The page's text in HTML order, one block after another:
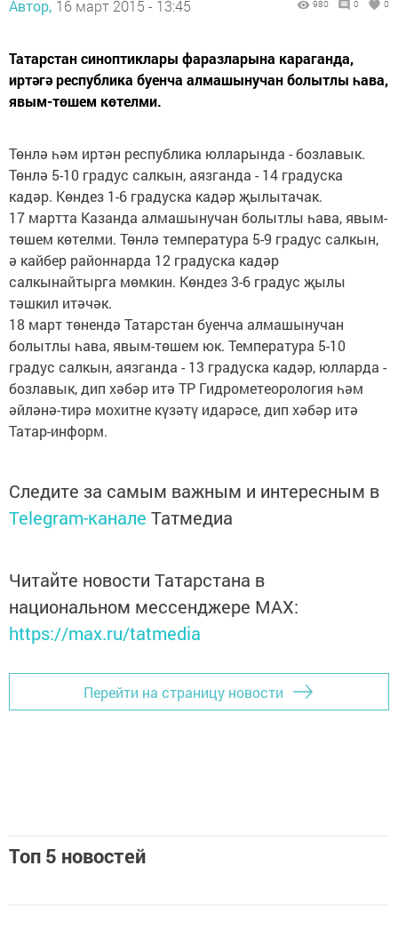
Автор, 16 март 2015 - 13:45 980 0 0
Татарстан синоптиклары фаразларына караганда,
иртәгә республика буенча алмашынучан болытлы һава,
явым-төшем көтелми.
Төнлә һәм иртән республика юлларында - бозлавык.
Төнлә 5-10 градус салкын, аязганда - 14 градуска
кадәр. Көндез 1-6 градуска кадәр җылытачак.
17 мартта Казанда алмашынучан болытлы һава, явым-
төшем көтелми. Төнлә температура 5-9 градус салкын,
ә кайбер районнарда 12 градуска кадәр
салкынайтырга мөмкин. Көндез 3-6 градус җылы
тәшкил итәчәк.
18 март төнендә Татарстан буенча алмашынучан
болытлы һава, явым-төшем юк. Температура 5-10
градус салкын, аязганда - 13 градуска кадәр, юлларда -
бозлавык, дип хәбәр итә ТР Гидрометеорология һәм
әйләнә-тирә мохитне күзәтү идарәсе, дип хәбәр итә
Татар-информ.
Следите за самым важным и интересным в
Telegram-канале Татмедиа
Читайте новости Татарстана в
национальном мессенджере MАХ:
https://max.ru/tatmedia
Перейти на страницу новости
Топ 5 новостей